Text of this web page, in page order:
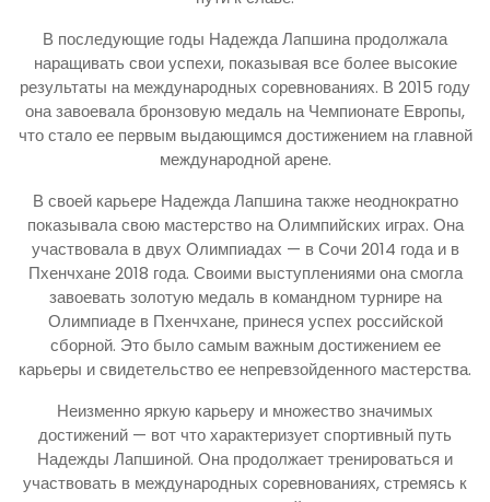
В последующие годы Надежда Лапшина продолжала
наращивать свои успехи, показывая все более высокие
результаты на международных соревнованиях. В 2015 году
она завоевала бронзовую медаль на Чемпионате Европы,
что стало ее первым выдающимся достижением на главной
международной арене.
В своей карьере Надежда Лапшина также неоднократно
показывала свою мастерство на Олимпийских играх. Она
участвовала в двух Олимпиадах — в Сочи 2014 года и в
Пхенчхане 2018 года. Своими выступлениями она смогла
завоевать золотую медаль в командном турнире на
Олимпиаде в Пхенчхане, принеся успех российской
сборной. Это было самым важным достижением ее
карьеры и свидетельство ее непревзойденного мастерства.
Неизменно яркую карьеру и множество значимых
достижений — вот что характеризует спортивный путь
Надежды Лапшиной. Она продолжает тренироваться и
участвовать в международных соревнованиях, стремясь к